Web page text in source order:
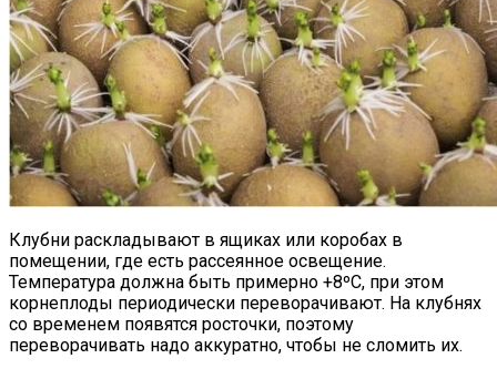
Клубни раскладывают в ящиках или коробах в
помещении, где есть рассеянное освещение.
Температура должна быть примерно +8ºC, при этом
корнеплоды периодически переворачивают. На клубнях
со временем появятся росточки, поэтому
переворачивать надо аккуратно, чтобы не сломить их.